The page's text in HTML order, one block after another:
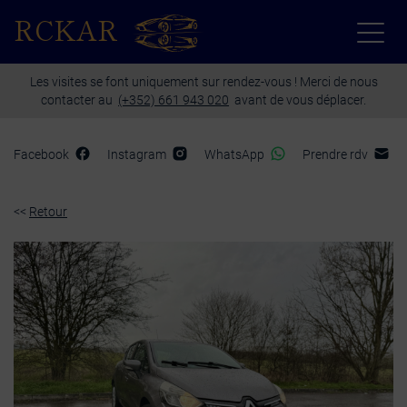
RCKAR
Les visites se font uniquement sur rendez-vous ! Merci de nous
contacter au (+352) 661 943 020 avant de vous déplacer.
Facebook Instagram WhatsApp Prendre rdv
<< Retour